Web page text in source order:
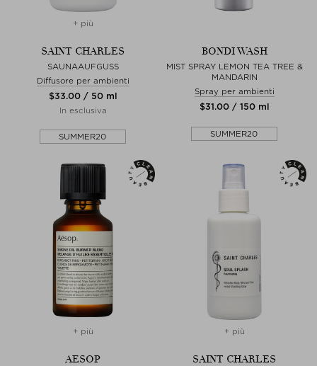
+ più
SAINT CHARLES
SAUNAAUFGUSS
Diffusore per ambienti
$‌33.00 / 50 ml
In esclusiva
SUMMER20
BONDI WASH
MIST SPRAY LEMON TEA TREE &
MANDARIN
Spray per ambienti
$‌31.00 / 150 ml
SUMMER20
+ più
AESOP
+ più
SAINT CHARLES